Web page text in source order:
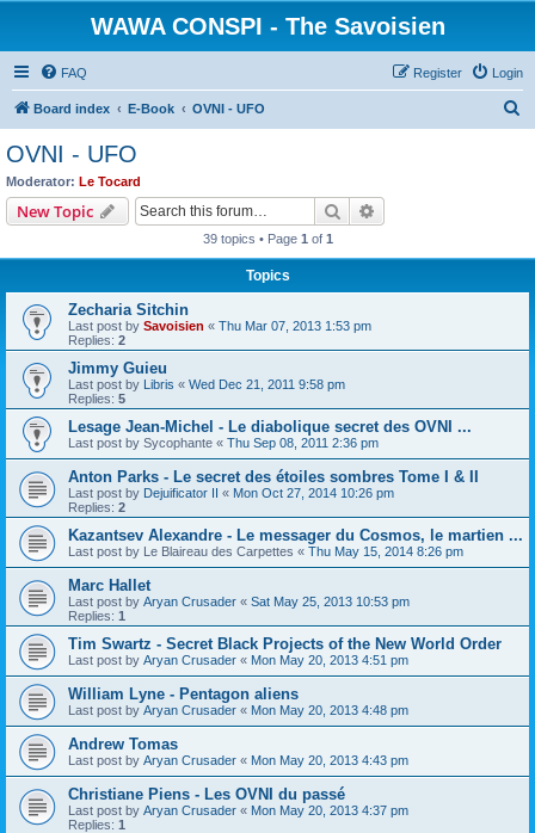
WAWA CONSPI - The Savoisien
FAQ Login
Register
Board index E-Book OVNI - UFO
OVNI - UFO
Moderator: Le Tocard
New Topic Search
39 topics • Page 1 of 1
Topics
Zecharia Sitchin
Last post by Savoisien « Thu Mar 07, 2013 1:53 pm
Replies: 2
Jimmy Guieu
Last post by Libris « Wed Dec 21, 2011 9:58 pm
Replies: 5
Lesage Jean-Michel - Le diabolique secret des OVNI ...
Last post by Sycophante « Thu Sep 08, 2011 2:36 pm
Anton Parks - Le secret des étoiles sombres Tome I & II
Last post by Dejuificator II « Mon Oct 27, 2014 10:26 pm
Replies: 2
Kazantsev Alexandre - Le messager du Cosmos, le martien ...
Last post by Le Blaireau des Carpettes « Thu May 15, 2014 8:26 pm
Marc Hallet
Last post by Aryan Crusader « Sat May 25, 2013 10:53 pm
Replies: 1
Tim Swartz - Secret Black Projects of the New World Order
Last post by Aryan Crusader « Mon May 20, 2013 4:51 pm
William Lyne - Pentagon aliens
Last post by Aryan Crusader « Mon May 20, 2013 4:48 pm
Andrew Tomas
Last post by Aryan Crusader « Mon May 20, 2013 4:43 pm
Christiane Piens - Les OVNI du passé
Last post by Aryan Crusader « Mon May 20, 2013 4:37 pm
Replies: 1